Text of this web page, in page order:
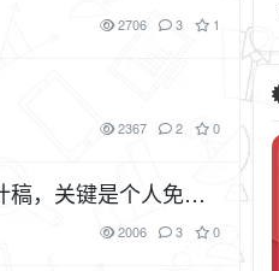
2706 3 1
2367 2 0
2006 3 0